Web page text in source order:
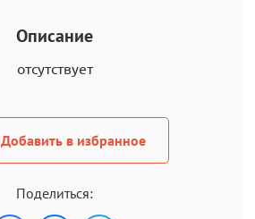
Описание
отсутствует
Добавить в избранное
Поделиться: